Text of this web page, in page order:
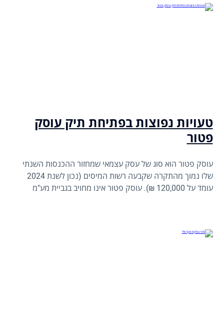
טעויות נפוצות בפתיחת תיק עוסק
פטור
עוסק פטור הוא סוג של עסק עצמאי שמחזור ההכנסות השנתי
שלו נמוך מהתקרה שקבעה רשות המיסים (נכון לשנת 2024
עומד על 120,000 ₪). עוסק פטור אינו מחויב בגביית מע"מ
המס: מע"מ, מס הכנסה וביטוח לאומי, והיא תנאי להפעלת עסק